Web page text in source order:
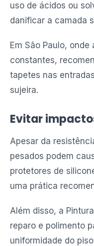
uso de ácidos ou
danificar a camada
Em São Paulo,
constantes,
tapetes nas
sujeira.
Evitar
Apesar da
pesados podem
protetores de
uma prática
Além disso, a
reparo e polimento
uniformidade do